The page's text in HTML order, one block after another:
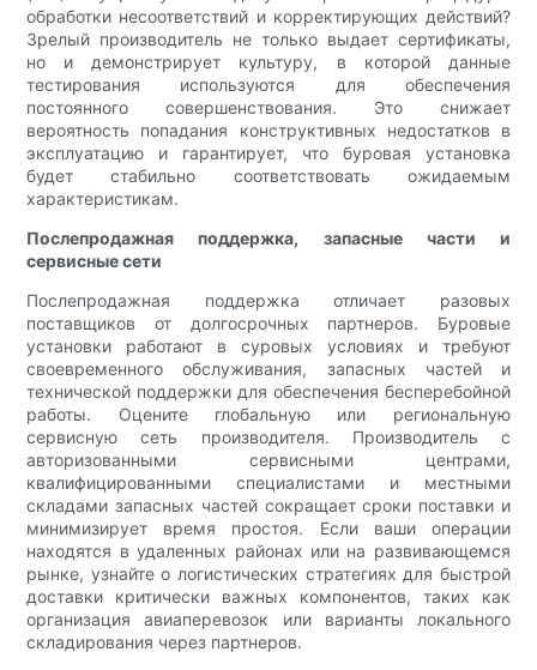
обработки несоответствий и корректирующих действий?
Зрелый производитель не только выдает сертификаты,
но и демонстрирует культуру, в которой данные
тестирования используются для обеспечения
постоянного совершенствования. Это снижает
вероятность попадания конструктивных недостатков в
эксплуатацию и гарантирует, что буровая установка
будет стабильно соответствовать ожидаемым
характеристикам.
Послепродажная поддержка, запасные части и
сервисные сети
Послепродажная поддержка отличает разовых
поставщиков от долгосрочных партнеров. Буровые
установки работают в суровых условиях и требуют
своевременного обслуживания, запасных частей и
технической поддержки для обеспечения бесперебойной
работы. Оцените глобальную или региональную
сервисную сеть производителя. Производитель с
авторизованными сервисными центрами,
квалифицированными специалистами и местными
складами запасных частей сокращает сроки поставки и
минимизирует время простоя. Если ваши операции
находятся в удаленных районах или на развивающемся
рынке, узнайте о логистических стратегиях для быстрой
доставки критически важных компонентов, таких как
организация авиаперевозок или варианты локального
складирования через партнеров.